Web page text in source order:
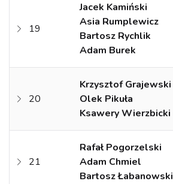
19
Jacek Kamiński
Asia Rumplewicz
Bartosz Rychlik
Adam Burek
20
Krzysztof Grajewski
Olek Pikuła
Ksawery Wierzbicki
21
Rafał Pogorzelski
Adam Chmiel
Bartosz Łabanowski